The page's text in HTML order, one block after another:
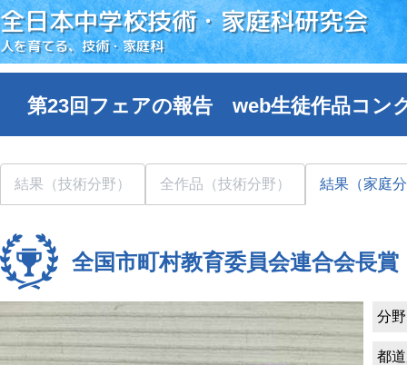
全日本中学校技術・家庭科研究会
人を育てる、技術・家庭科
第23回フェアの報告 web生徒作品コン
結果（技術分野） 全作品（技術分野） 結果（家庭
全国市町村教育委員会連合会長賞
分
都